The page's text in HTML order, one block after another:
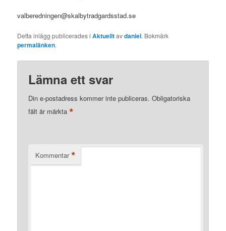
valberedningen@skalbytradgardsstad.se
Detta inlägg publicerades iAktuelltavdaniel. Bokmärk
permalänken.
Lämna ett svar
Din e-postadress kommer inte publiceras. Obligatoriska
fält är märkta*
Kommentar *